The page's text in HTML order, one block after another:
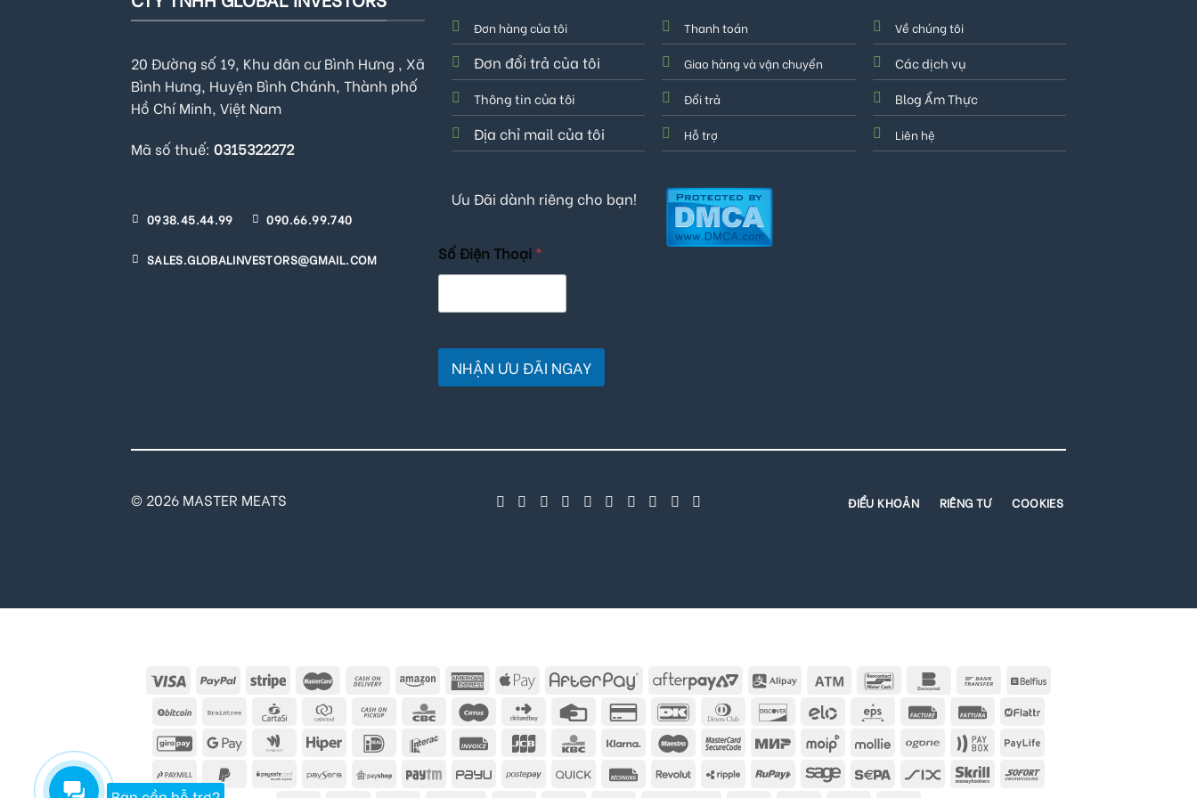
20 Đường số 19, Khu dân cư Bình Hưng , Xã
Bình Hưng, Huyện Bình Chánh, Thành phố
Hồ Chí Minh, Việt Nam
Mã số thuế: 0315322272
0938.45.44.99 090.66.99.740
SALES.GLOBALINVESTORS@GMAIL.COM
Đơn hàng của tôi
Đơn đổi trả của tôi
Thông tin của tôi
Địa chỉ mail của tôi
Thanh toán
Giao hàng và vận chuyển
Đổi trả
Hỗ trợ
Về chúng tôi
Các dịch vụ
Blog Ẩm Thực
Liên hệ
Ưu Đãi dành riêng cho bạn!
Số Điện Thoại *
NHẬN ƯU ĐÃI NGAY
© 2026 MASTER MEATS ĐIỂU KHOẢN RIÊNG TƯ COOKIES